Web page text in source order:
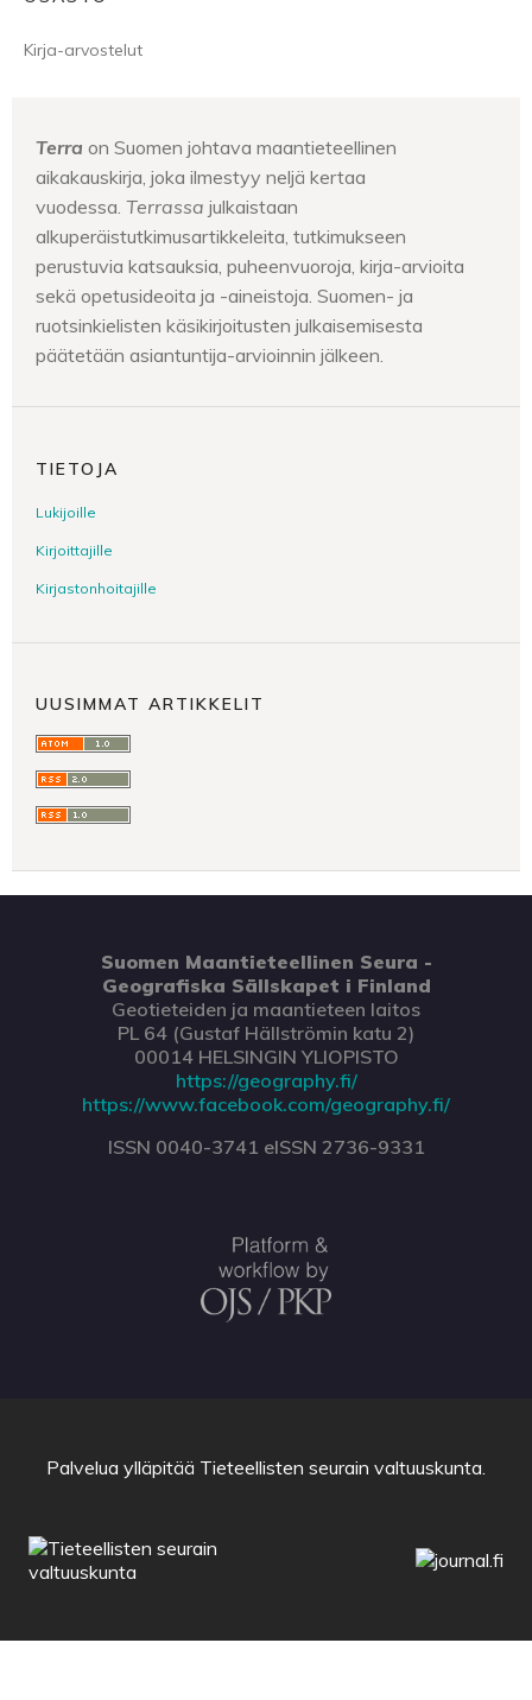
Kirja-arvostelut
Terra on Suomen johtava maantieteellinen
aikakauskirja, joka ilmestyy neljä kertaa
vuodessa. Terrassa julkaistaan
alkuperäistutkimusartikkeleita, tutkimukseen
perustuvia katsauksia, puheenvuoroja, kirja-arvioita
sekä opetusideoita ja -aineistoja. Suomen- ja
ruotsinkielisten käsikirjoitusten julkaisemisesta
päätetään asiantuntija-arvioinnin jälkeen.
TIETOJA
Lukijoille
Kirjoittajille
Kirjastonhoitajille
UUSIMMAT ARTIKKELIT
Suomen Maantieteellinen Seura -
Geografiska Sällskapet i Finland
Geotieteiden ja maantieteen laitos
PL 64 (Gustaf Hällströmin katu 2)
00014 HELSINGIN YLIOPISTO
https://geography.fi/
https://www.facebook.com/geography.fi/
ISSN 0040-3741 eISSN 2736-9331
Palvelua ylläpitää Tieteellisten seurain valtuuskunta